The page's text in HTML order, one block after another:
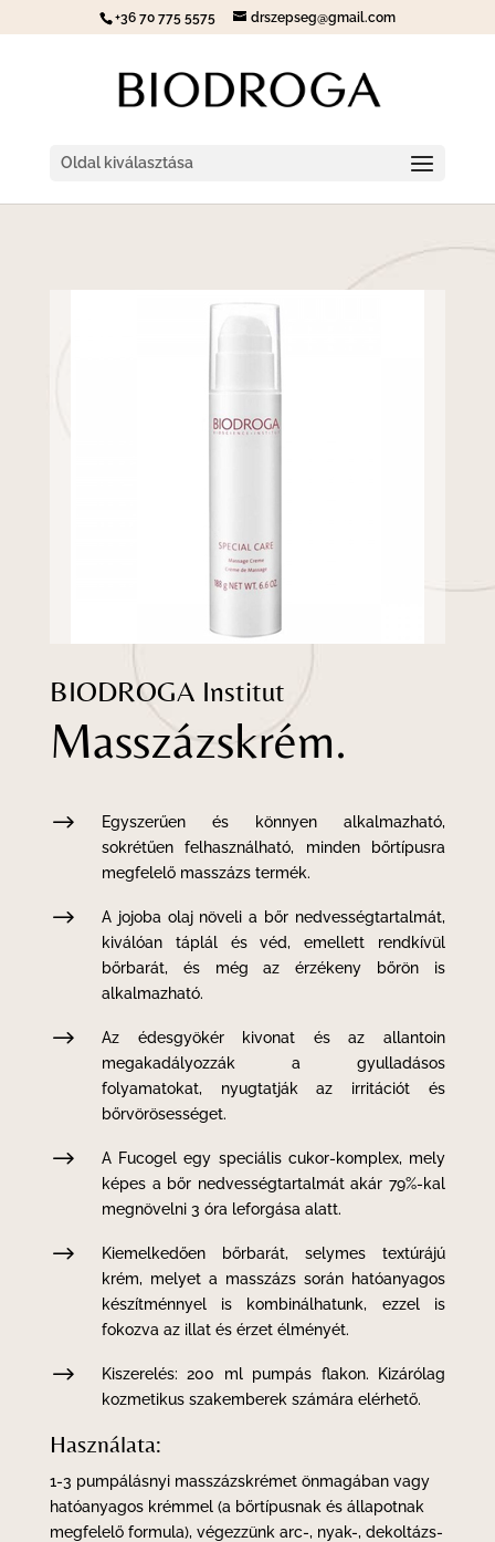
+36 70 775 5575 drszepseg@gmail.com
Oldal kiválasztása
BIODROGA Institut
Masszázskrém.
$
Egyszerűen és könnyen alkalmazható,
sokrétűen felhasználható, minden bőrtípusra
megfelelő masszázs termék.
$
A jojoba olaj növeli a bőr nedvességtartalmát,
kiválóan táplál és véd, emellett rendkívül
bőrbarát, és még az érzékeny bőrön is
alkalmazható.
$
Az édesgyökér kivonat és az allantoin
megakadályozzák a gyulladásos
folyamatokat, nyugtatják az irritációt és
bőrvörösességet.
$
A Fucogel egy speciális cukor-komplex, mely
képes a bőr nedvességtartalmát akár 79%-kal
megnövelni 3 óra leforgása alatt.
$
Kiemelkedően bőrbarát, selymes textúrájú
krém, melyet a masszázs során hatóanyagos
készítménnyel is kombinálhatunk, ezzel is
fokozva az illat és érzet élményét.
$
Kiszerelés: 200 ml pumpás flakon. Kizárólag
kozmetikus szakemberek számára elérhető.
Használata:
1-3 pumpálásnyi masszázskrémet önmagában vagy
hatóanyagos krémmel (a bőrtípusnak és állapotnak
megfelelő formula), végezzünk arc-, nyak-, dekoltázs-